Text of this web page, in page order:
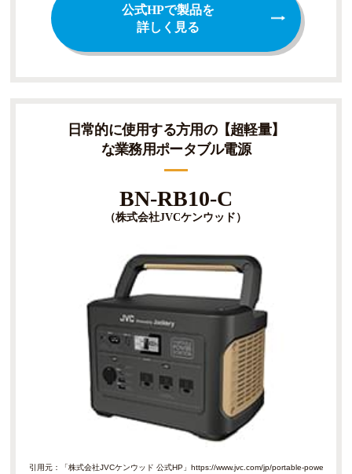
公式HPで製品を
詳しく見る
日常的に使用する方用の【超軽量】
な業務用ポータブル電源
BN-RB10-C
（株式会社JVCケンウッド）
引用元：「株式会社JVCケンウッド 公式HP」 https://www.jvc.com/jp/portable-power-